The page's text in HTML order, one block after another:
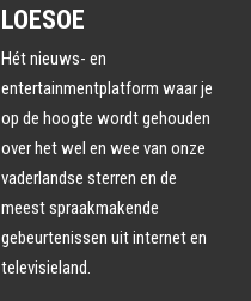
LOESOE
Hét nieuws- en
entertainmentplatform waar je
op de hoogte wordt gehouden
over het wel en wee van onze
vaderlandse sterren en de
meest spraakmakende
gebeurtenissen uit internet en
televisieland.